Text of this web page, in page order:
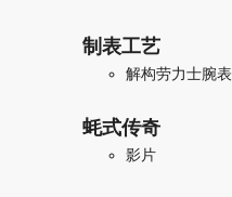
制表工艺
解构劳力士腕表
蚝式传奇
影片